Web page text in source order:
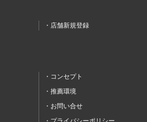
店舗新規登録
コンセプト
推薦環境
お問い合せ